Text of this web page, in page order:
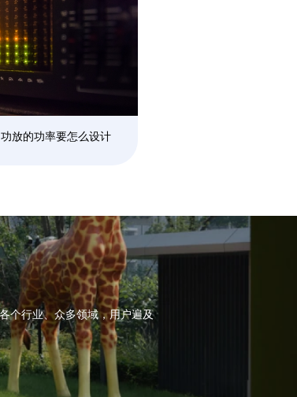
放的功率要怎么设计
个行业、众多领域，用户遍及